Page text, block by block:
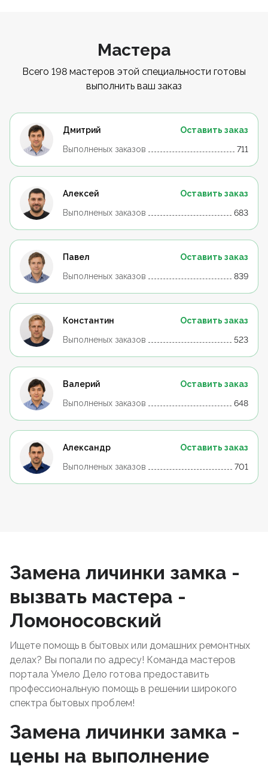
Мастера
Всего 198 мастеров этой специальности готовы
выполнить ваш заказ
Дмитрий
Оставить заказ
Выполненых заказов
711
Алексей
Оставить заказ
Выполненых заказов
683
Павел
Оставить заказ
Выполненых заказов
839
Константин
Оставить заказ
Выполненых заказов
523
Валерий
Оставить заказ
Выполненых заказов
648
Александр
Оставить заказ
Выполненых заказов
701
Замена личинки замка -
вызвать мастера -
Ломоносовский
Ищете помощь в бытовых или домашних ремонтных
делах? Вы попали по адресу! Команда мастеров
портала Умело Дело готова предоставить
профессиональную помощь в решении широкого
спектра бытовых проблем!
Замена личинки замка -
цены на выполнение